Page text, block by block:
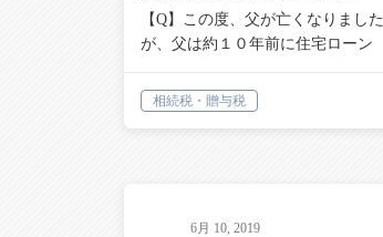
【Q】この度、父が亡くなりました
が、父は約１０年前に住宅ローン
相続税・贈与税
6月 10, 2019